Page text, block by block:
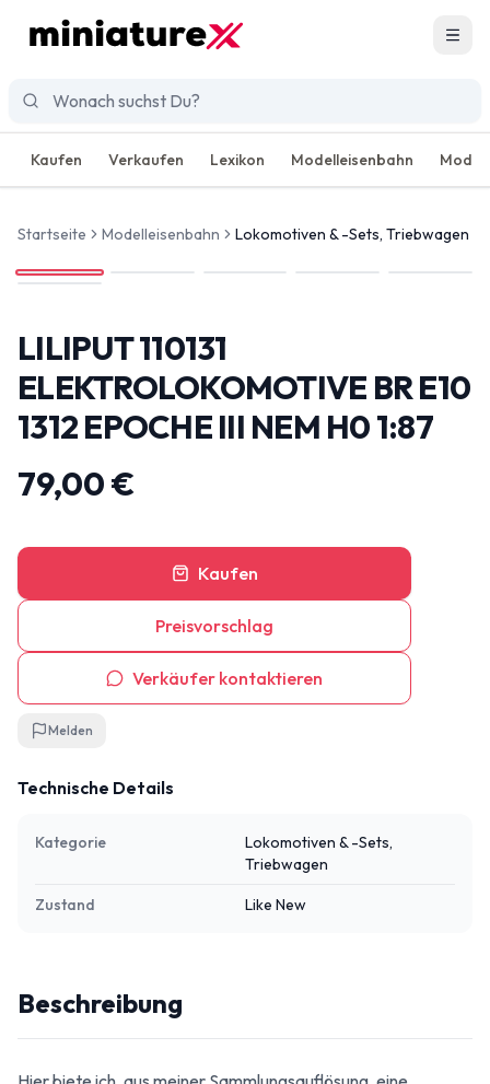
Menü
Kaufen Verkaufen Lexikon Modelleisenbahn
Startseite Modelleisenbahn Lokomotiven & -Sets, Triebwagen
LILIPUT 110131
ELEKTROLOKOMOTIVE BR E10
1312 EPOCHE III NEM H0 1:87
79,00 €
Kaufen
Preisvorschlag
Verkäufer kontaktieren
Melden
Technische Details
Kategorie
Lokomotiven & -Sets,
Triebwagen
Zustand Like New
Beschreibung